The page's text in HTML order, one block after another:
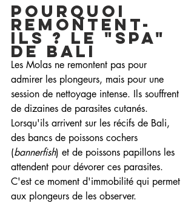
Pourquoi
remontent-
ils ? Le "Spa"
de Bali
Les Molas ne remontent pas pour
admirer les plongeurs, mais pour une
session de nettoyage intense. Ils souffrent
de dizaines de parasites cutanés.
Lorsqu'ils arrivent sur les récifs de Bali,
des bancs de poissons cochers
(bannerfish) et de poissons papillons les
attendent pour dévorer ces parasites.
C'est ce moment d'immobilité qui permet
aux plongeurs de les observer.